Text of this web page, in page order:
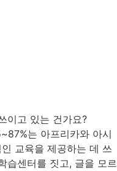
이고 있는 건가요?
는 아프리카와 아시
교육을 제공하는 데 쓰
습센터를 짓고, 글을 모르